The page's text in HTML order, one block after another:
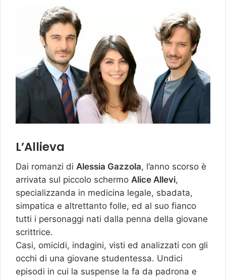
L’Allieva
Dai romanzi di Alessia Gazzola, l’anno scorso è
arrivata sul piccolo schermo Alice Allevi,
specializzanda in medicina legale, sbadata,
simpatica e altrettanto folle, ed al suo fianco
tutti i personaggi nati dalla penna della giovane
scrittrice.
Casi, omicidi, indagini, visti ed analizzati con gli
occhi di una giovane studentessa. Undici
episodi in cui la suspense la fa da padrona e